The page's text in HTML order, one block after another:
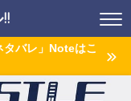
タバレ」Noteはこ